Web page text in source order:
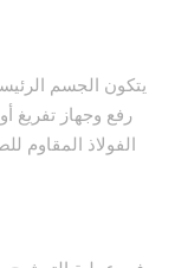
يتكون الجسم
رفع وجهاز
الفولاذ المقاوم